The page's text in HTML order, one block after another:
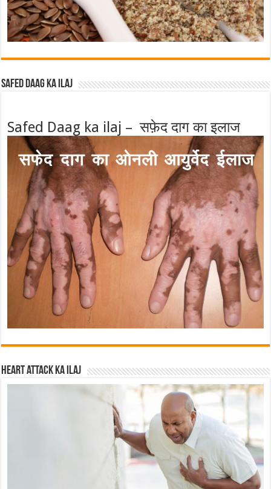
Safed Daag ka ilaj
Safed Daag ka ilaj – सफ़ेद दाग का इलाज
Heart attack ka ilaj